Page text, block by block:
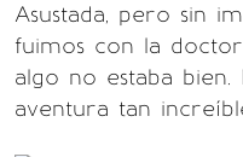
Asustada, pero sin
fuimos con la
algo no estaba bien.
aventura tan